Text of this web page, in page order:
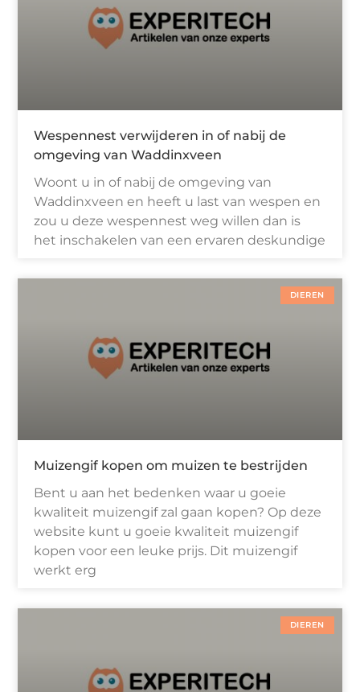
Wespennest verwijderen in of nabij de
omgeving van Waddinxveen
Woont u in of nabij de omgeving van
Waddinxveen en heeft u last van wespen en
zou u deze wespennest weg willen dan is
het inschakelen van een ervaren deskundige
DIEREN
Muizengif kopen om muizen te bestrijden
Bent u aan het bedenken waar u goeie
kwaliteit muizengif zal gaan kopen? Op deze
website kunt u goeie kwaliteit muizengif
kopen voor een leuke prijs. Dit muizengif
werkt erg
DIEREN